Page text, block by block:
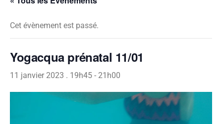
Cet évènement est passé.
Yogacqua prénatal 11/01
11 janvier 2023 . 19h45 - 21h00